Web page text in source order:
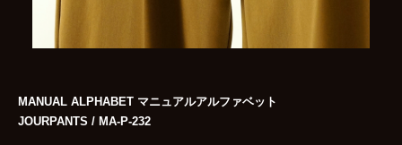
MANUAL ALPHABET マニュアルアルファベット
JOURPANTS / MA-P-232